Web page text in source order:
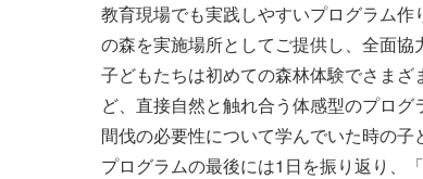
教育現場でも実践しやすいプログラム
の森を実施場所としてご提供し、全面協
子どもたちは初めての森林体験でさま
ど、直接自然と触れ合う体感型のプロ
間伐の必要性について学んでいた時の子
プログラムの最後には1日を振り返り、